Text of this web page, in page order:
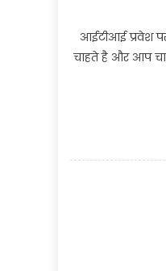
आईटीआई प्रवेश
चाहते है और आप